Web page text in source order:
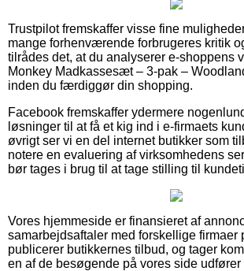
Trustpilot fremskaffer visse fine
mange forhenværende forbrugeres kritik
tilrådes det, at du analyserer e-shoppens
Monkey Madkassesæt – 3-pak –
inden du færdiggør din shopping.
Facebook fremskaffer ydermere
løsninger til at få et kig ind i e-firmaets
øvrigt ser vi en del internet butikker som
notere en evaluering af virksomhedens
bør tages i brug til at tage stilling til
Vores hjemmeside er finansieret af
samarbejdsaftaler med forskellige firmaer
publicerer butikkernes tilbud, og tager
en af de besøgende på vores side udfører